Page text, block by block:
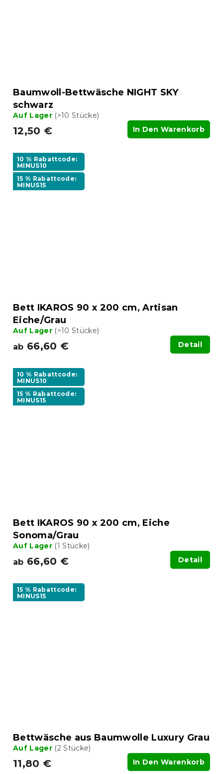
Baumwoll-Bettwäsche NIGHT SKY
schwarz
Auf Lager (>10 Stücke)
12,50 € In Den Warenkorb
10 % Rabattcode:
MINUS10
15 % Rabattcode:
MINUS15
Bett IKAROS 90 x 200 cm, Artisan
Eiche/Grau
Auf Lager (>10 Stücke)
ab 66,60 € Detail
10 % Rabattcode:
MINUS10
15 % Rabattcode:
MINUS15
Bett IKAROS 90 x 200 cm, Eiche
Sonoma/Grau
Auf Lager (1 Stücke)
ab 66,60 € Detail
15 % Rabattcode:
MINUS15
Bettwäsche aus Baumwolle Luxury Grau
Auf Lager (2 Stücke)
11,80 € In Den Warenkorb